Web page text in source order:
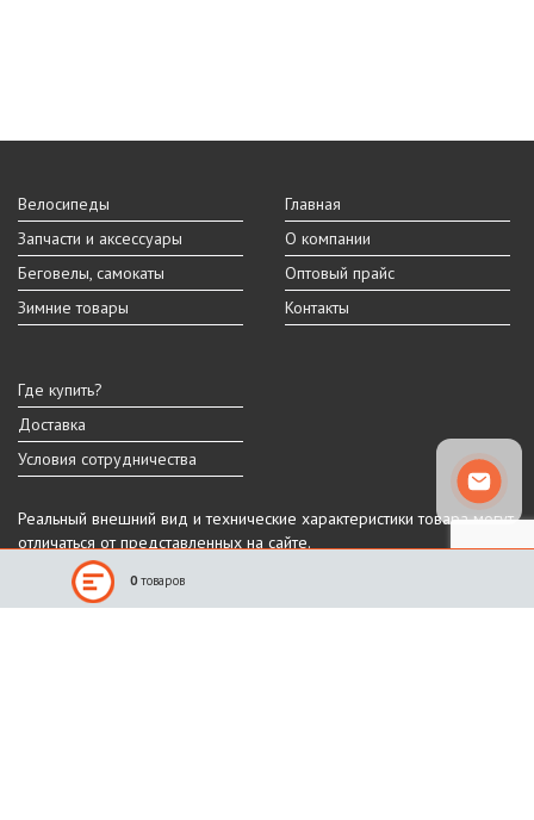
Велосипеды
Запчасти и аксессуары
Беговелы, самокаты
Зимние товары
Главная
О компании
Оптовый прайс
Контакты
Где купить?
Доставка
Условия сотрудничества
Реальный внешний вид и технические характеристики товара могут
отличаться от представленных на сайте.
Производитель оставляет за собой право на изменение дизайна,
характеристик и комплектации товара.
0 товаров